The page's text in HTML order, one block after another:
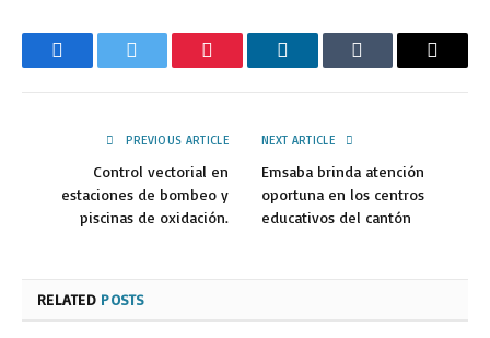
FacebookTwitter Pinterest LinkedInTumblr Email
PREVIOUS ARTICLE
Control vectorial en
estaciones de bombeo y
piscinas de oxidación.
NEXT ARTICLE
Emsaba brinda atención
oportuna en los centros
educativos del cantón
RELATED POSTS